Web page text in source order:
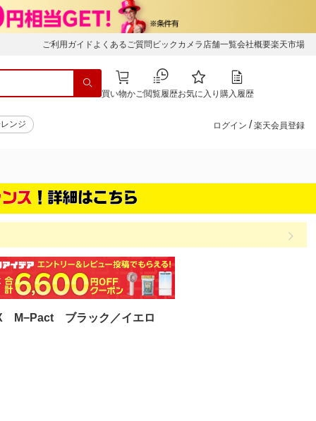
ご利用ガイド よくあるご質問 ビックカメラ店舗一覧会社概要楽天市場
買い物かご閲覧履歴お気に入り 購入履歴
ンジ ログイン / 楽天会員登録
M−Pact ブラック／イエロ